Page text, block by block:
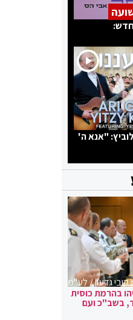
"אנא ה'
קובי גדעון / לע"מ
בהרמת כוסית
בשב"כ ועם